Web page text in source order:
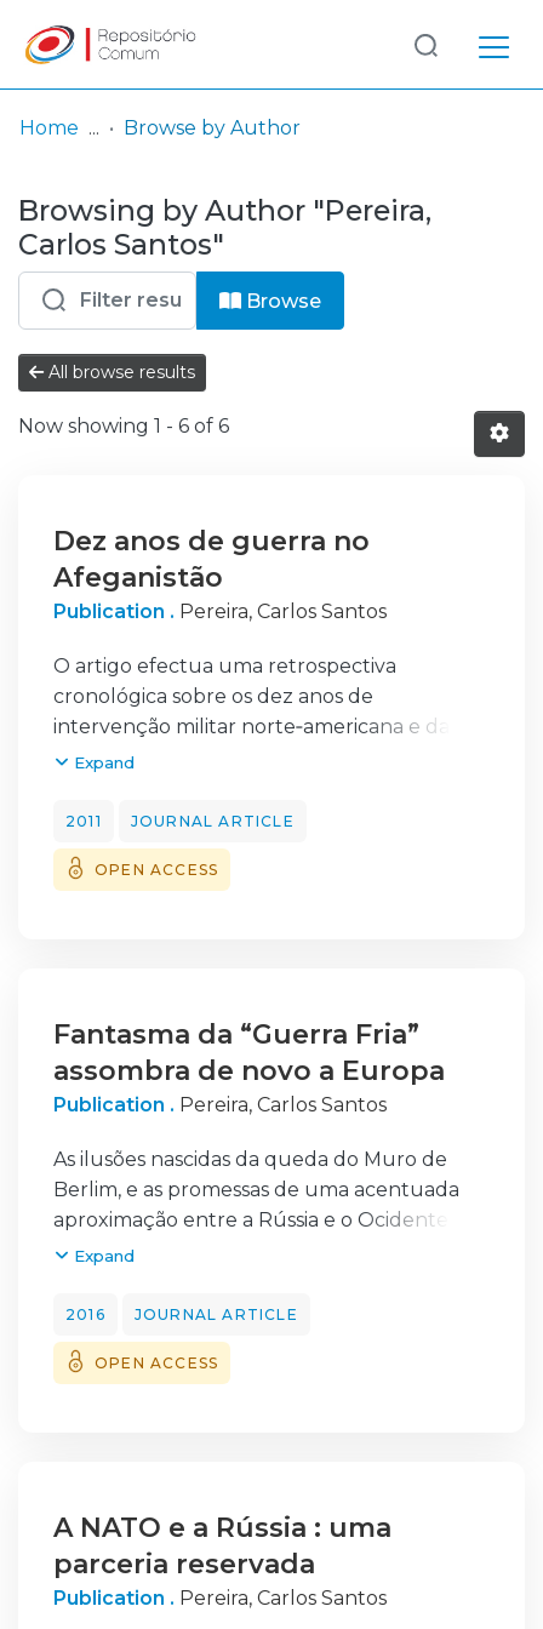
& Collections
Browse repository
Entities
Log
In
(current)
Home Browse by Author
Browsing by Author "Pereira,
Carlos Santos"
Browse
All browse results
Now showing 1 - 6 of 6
Dez anos de guerra no
Afeganistão
Publication . Pereira, Carlos Santos
O artigo efectua uma retrospectiva
cronológica sobre os dez anos de
intervenção militar norte‑americana e da
ISAF no Afeganistão. Descreve os avanços e
intervenção, apontando os grandes desafios
que se colocam ao futuro do país com a
retirada progressiva das forças militares
Expand
2011 JOURNAL ARTICLE
OPEN ACCESS
Fantasma da “Guerra Fria”
assombra de novo a Europa
Publication . Pereira, Carlos Santos
As ilusões nascidas da queda do Muro de
Berlim, e as promessas de uma acentuada
aproximação entre a Rússia e o Ocidente na
era Ieltsin cederam lugar, duas décadas e
depois, a um clima crescente de hostilidade e
confronto.
Desde o fim da guerra fria as relações entre
problemas vêm já desde o período Ieltsin
com o alargamento da NATO ou a crise do
Kosovo.
Este ensaio propõe-se analisar esta evolução
Expand
2016 JOURNAL ARTICLE
OPEN ACCESS
A NATO e a Rússia : uma
parceria reservada
Publication . Pereira, Carlos Santos